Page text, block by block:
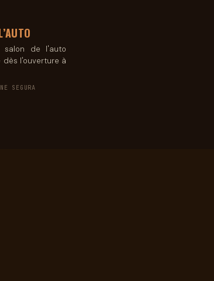
salon de l'auto
dès l'ouverture à
SEGURA